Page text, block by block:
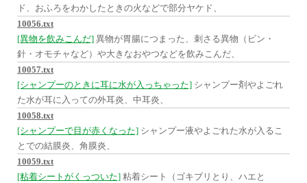
ド、おふろをわかしたときの火などで部分ヤケド、
10056.txt
[異物を飲みこんだ] 異物が胃腸につまった、刺さる異物（ビン・
針・オモチャなど）や大きなおやつなどを飲みこんだ、
10057.txt
[シャンプーのときに耳に水が入っちゃった] シャンプー剤やよごれ
た水が耳に入っての外耳炎、中耳炎、
10058.txt
[シャンプーで目が赤くなった] シャンプー液やよごれた水が入るこ
とでの結膜炎、角膜炎、
10059.txt
[粘着シートがくっついた] 粘着シート（ゴキブリとり、ハエと